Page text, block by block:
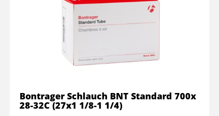
Bontrager Schlauch BNT Standard 700x
28-32C (27x1 1/8-1 1/4)